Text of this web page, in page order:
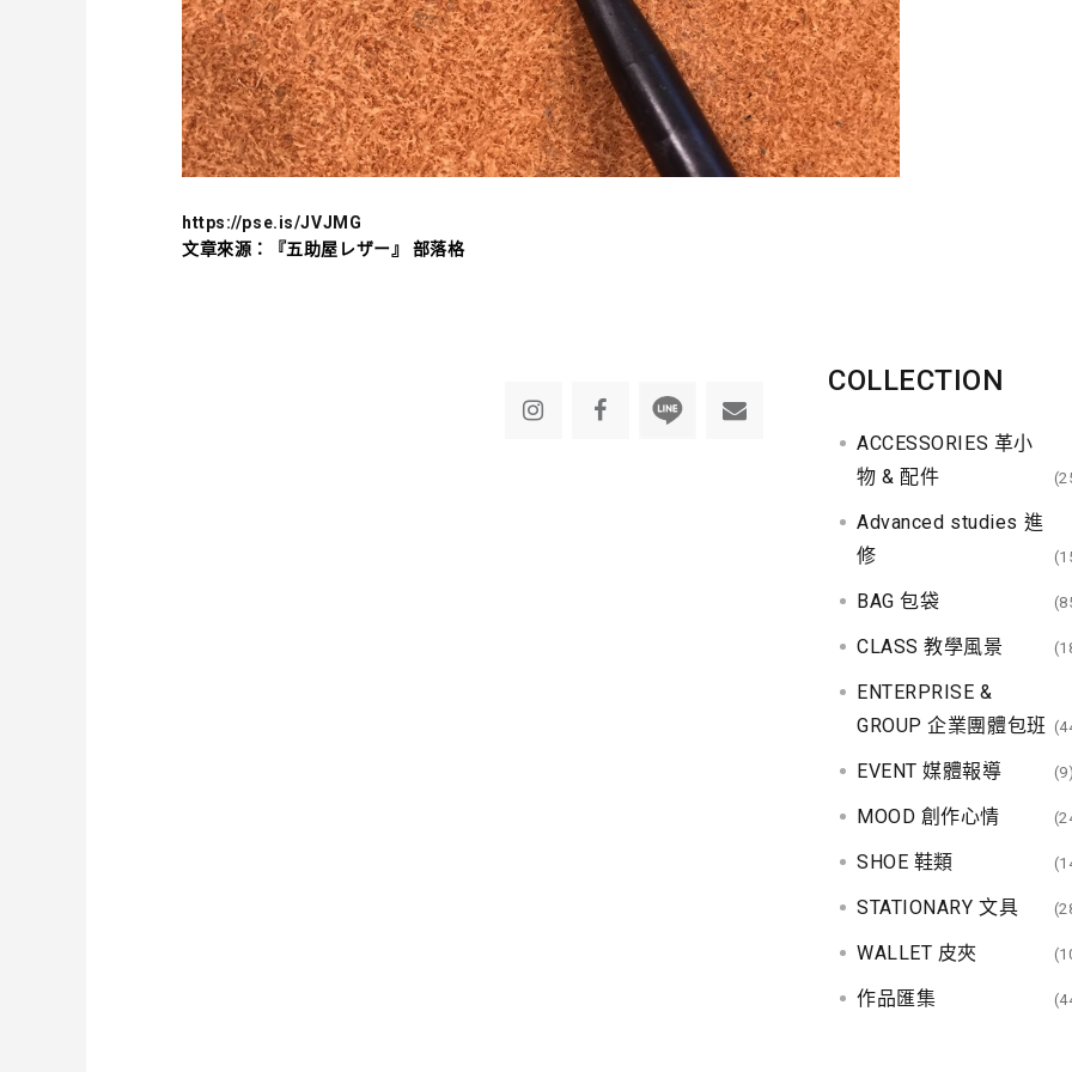
https://pse.is/JVJMG
文章來源：『五助屋レザー』 部落格
COLLECTION
ACCESSORIES 革小
物 & 配件
Advanced studies 進
修
BAG 包袋
CLASS 教學風景
ENTERPRISE &
GROUP 企業團體包班
EVENT 媒體報導
MOOD 創作心情
SHOE 鞋類
STATIONARY 文具
WALLET 皮夾
作品匯集